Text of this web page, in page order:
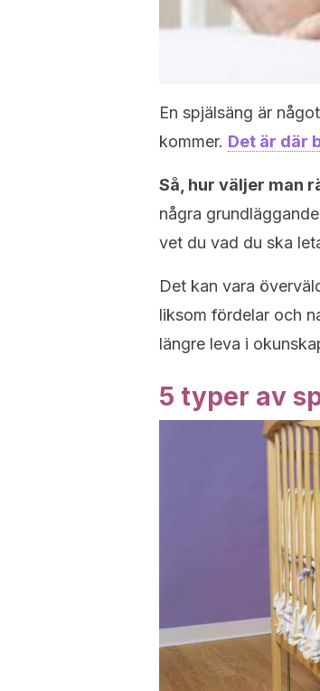
En spjälsäng är
kommer. Det är där
Så, hur väljer man
några
vet du vad du ska
Det kan vara
liksom fördelar och
längre leva i
5 typer av